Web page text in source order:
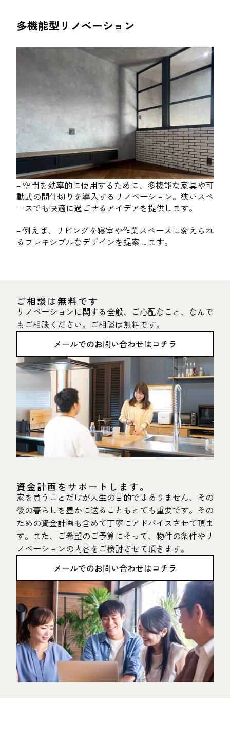
多機能型リノベーション
– 空間を効率的に使用するために、多機能な家具や可
動式の間仕切りを導入するリノベーション。狭いスペ
ースでも快適に過ごせるアイデアを提供します。
– 例えば、リビングを寝室や作業スペースに変えられ
るフレキシブルなデザインを提案します。
ご相談は無料です
リノベーションに関する全般、ご心配なこと、なんで
もご相談ください。ご相談は無料です。
メールでのお問い合わせはコチラ
資金計画をサポートします。
家を買うことだけが人生の目的ではありません、その
後の暮らしを豊かに送ることもとても重要です。その
ための資金計画も含めて丁寧にアドバイスさせて頂ま
す。また、ご希望のご予算にそって、物件の条件やリ
ノベーションの内容をご検討させて頂きます。
メールでのお問い合わせはコチラ